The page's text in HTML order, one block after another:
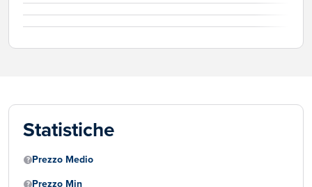
Statistiche
Prezzo Medio
Prezzo Min